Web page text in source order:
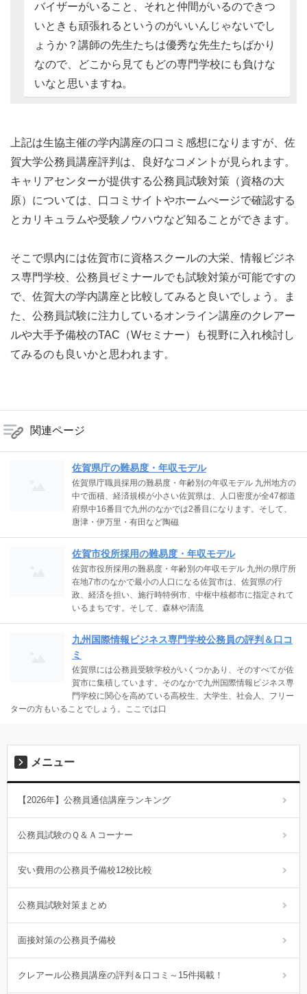
バイザーがいること、それと仲間がいるのできつ
いときも頑張れるというのがいいんじゃないでし
ょうか？講師の先生たちは優秀な先生たちばかり
なので、どこから見てもどの専門学校にも負けな
いなと思いますね。
上記は生協主催の学内講座の口コミ感想になりますが、佐
賀大学公務員講座評判は、良好なコメントが見られます。
キャリアセンターが提供する公務員試験対策（資格の大
原）については、口コミサイトやホームぺージで確認する
とカリキュラムや受験ノウハウなど知ることができます。
そこで県内には佐賀市に資格スクールの大栄、情報ビジネ
ス専門学校、公務員ゼミナールでも試験対策が可能ですの
で、佐賀大の学内講座と比較してみると良いでしょう。ま
た、公務員試験に注力しているオンライン講座のクレアー
ルや大手予備校のTAC（Wセミナー）も視野に入れ検討し
てみるのも良いかと思われます。
関連ページ
佐賀県庁の難易度・年収モデル
佐賀県庁職員採用の難易度・年齢別の年収モデル 九州地方の
中で面積、経済規模が小さい佐賀県は、人口密度が全47都道
府県中16番目で九州のなかでは2番目になります。そして、
唐津・伊万里・有田など陶磁
佐賀市役所採用の難易度・年収モデル
佐賀市役所採用の難易度・年齢別の年収モデル 九州の県庁所
在地7市のなかで最小の人口になる佐賀市は、佐賀県の行
政、経済を担い、施行時特例市、中枢中核都市に指定されて
いるまちです。そして、森林や清流
九州国際情報ビジネス専門学校公務員の評判＆口コ
ミ
佐賀県には公務員受験学校がいくつかあり、そのすべてが佐
賀市に集積しています。そのなかで九州国際情報ビジネス専
門学校に関心を高めている高校生、大学生、社会人、フリー
ターの方もいることでしょう。ここでは口
メニュー
【2026年】公務員通信講座ランキング
公務員試験のＱ＆Ａコーナー
安い費用の公務員予備校12校比較
公務員試験対策まとめ
面接対策の公務員予備校
クレアール公務員講座の評判＆口コミ～15件掲載！